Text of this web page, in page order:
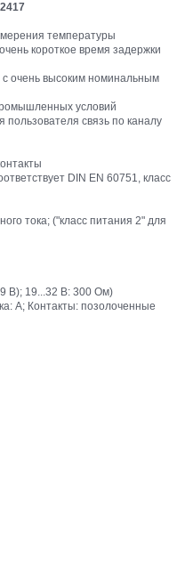
температуры
короткое время задержки
очень высоким номинальным
условий
связь по каналу
DIN EN 60751, класс
тока; ("класс питания 2" для
В); 19...32 В: 300 Ом)
A; Контакты: позолоченные